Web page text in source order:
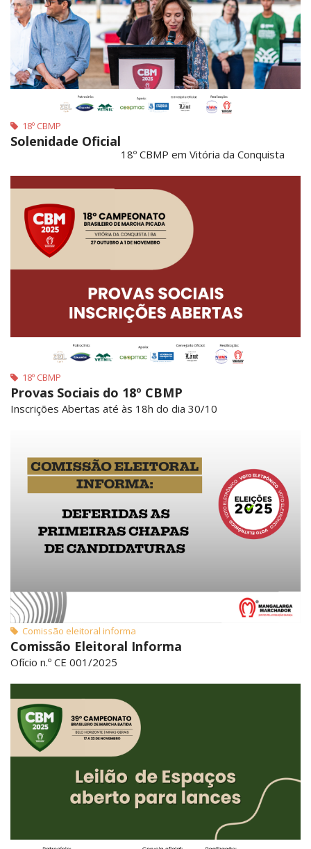
18º CBMP
Solenidade Oficial
18º CBMP em Vitória da Conquista
18º CBMP
Provas Sociais do 18º CBMP
Inscrições Abertas até às 18h do dia 30/10
Comissão eleitoral informa
Comissão Eleitoral Informa
Ofício n.º CE 001/2025